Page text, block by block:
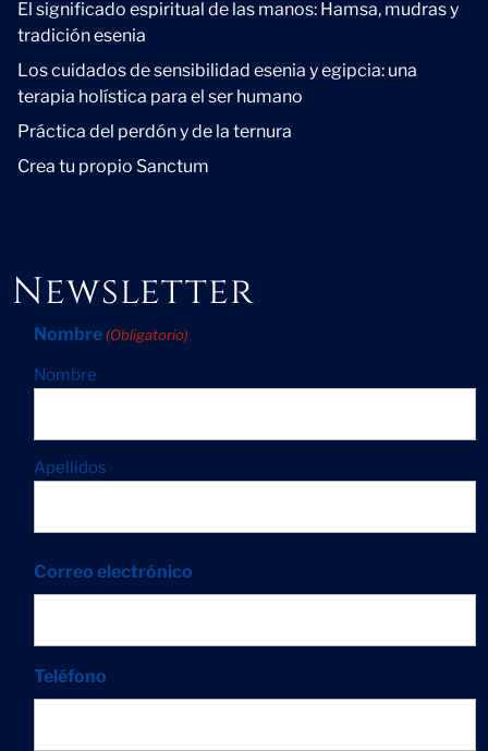
El significado espiritual de las manos: Hamsa, mudras y
tradición esenia
Los cuidados de sensibilidad esenia y egipcia: una
terapia holística para el ser humano
Práctica del perdón y de la ternura
Crea tu propio Sanctum
Newsletter
Nombre (Obligatorio)
Nombre
Apellidos
Correo electrónico
Teléfono